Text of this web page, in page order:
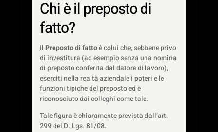
Chi è il preposto di
fatto?
Il Preposto di fattoè colui che, sebbene privo
di investitura (ad esempio senza una nomina
di preposto conferita dal datore di lavoro),
eserciti nella realtà aziendale i poteri e le
funzioni tipiche del preposto ed è
riconosciuto dai colleghi come tale.
Tale figura è chiaramente prevista dall’art.
299 del D. Lgs. 81/08.